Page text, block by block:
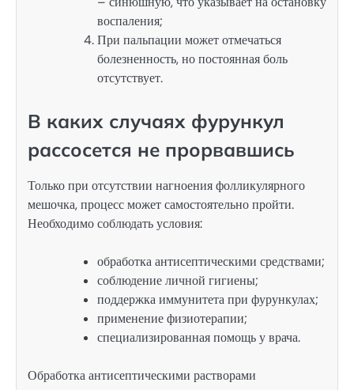
воспаления;
При пальпации может отмечаться
болезненность, но постоянная боль
отсутствует.
В каких случаях фурункул
рассосется не прорвавшись
Только при отсутствии нагноения фолликулярного
мешочка, процесс может самостоятельно пройти.
Необходимо соблюдать условия:
обработка антисептическими средствами;
соблюдение личной гигиены;
поддержка иммунитета при фурункулах;
применение физиотерапии;
специализированная помощь у врача.
Обработка антисептическими растворами